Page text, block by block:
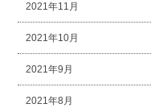
2021年11月
2021年10月
2021年9月
2021年8月